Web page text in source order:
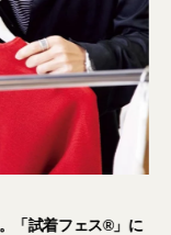
2026年9月5日・6日